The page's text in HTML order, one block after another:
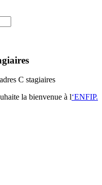
C stagiaires
la bienvenue à l‘ENFIP.